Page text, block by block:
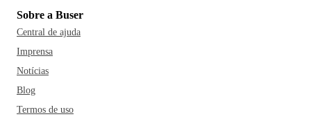
Sobre a Buser
Central de ajuda
Imprensa
Notícias
Blog
Termos de uso